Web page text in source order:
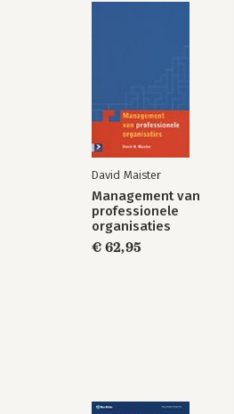
David Maister
Management van
professionele
organisaties
€ 62,95